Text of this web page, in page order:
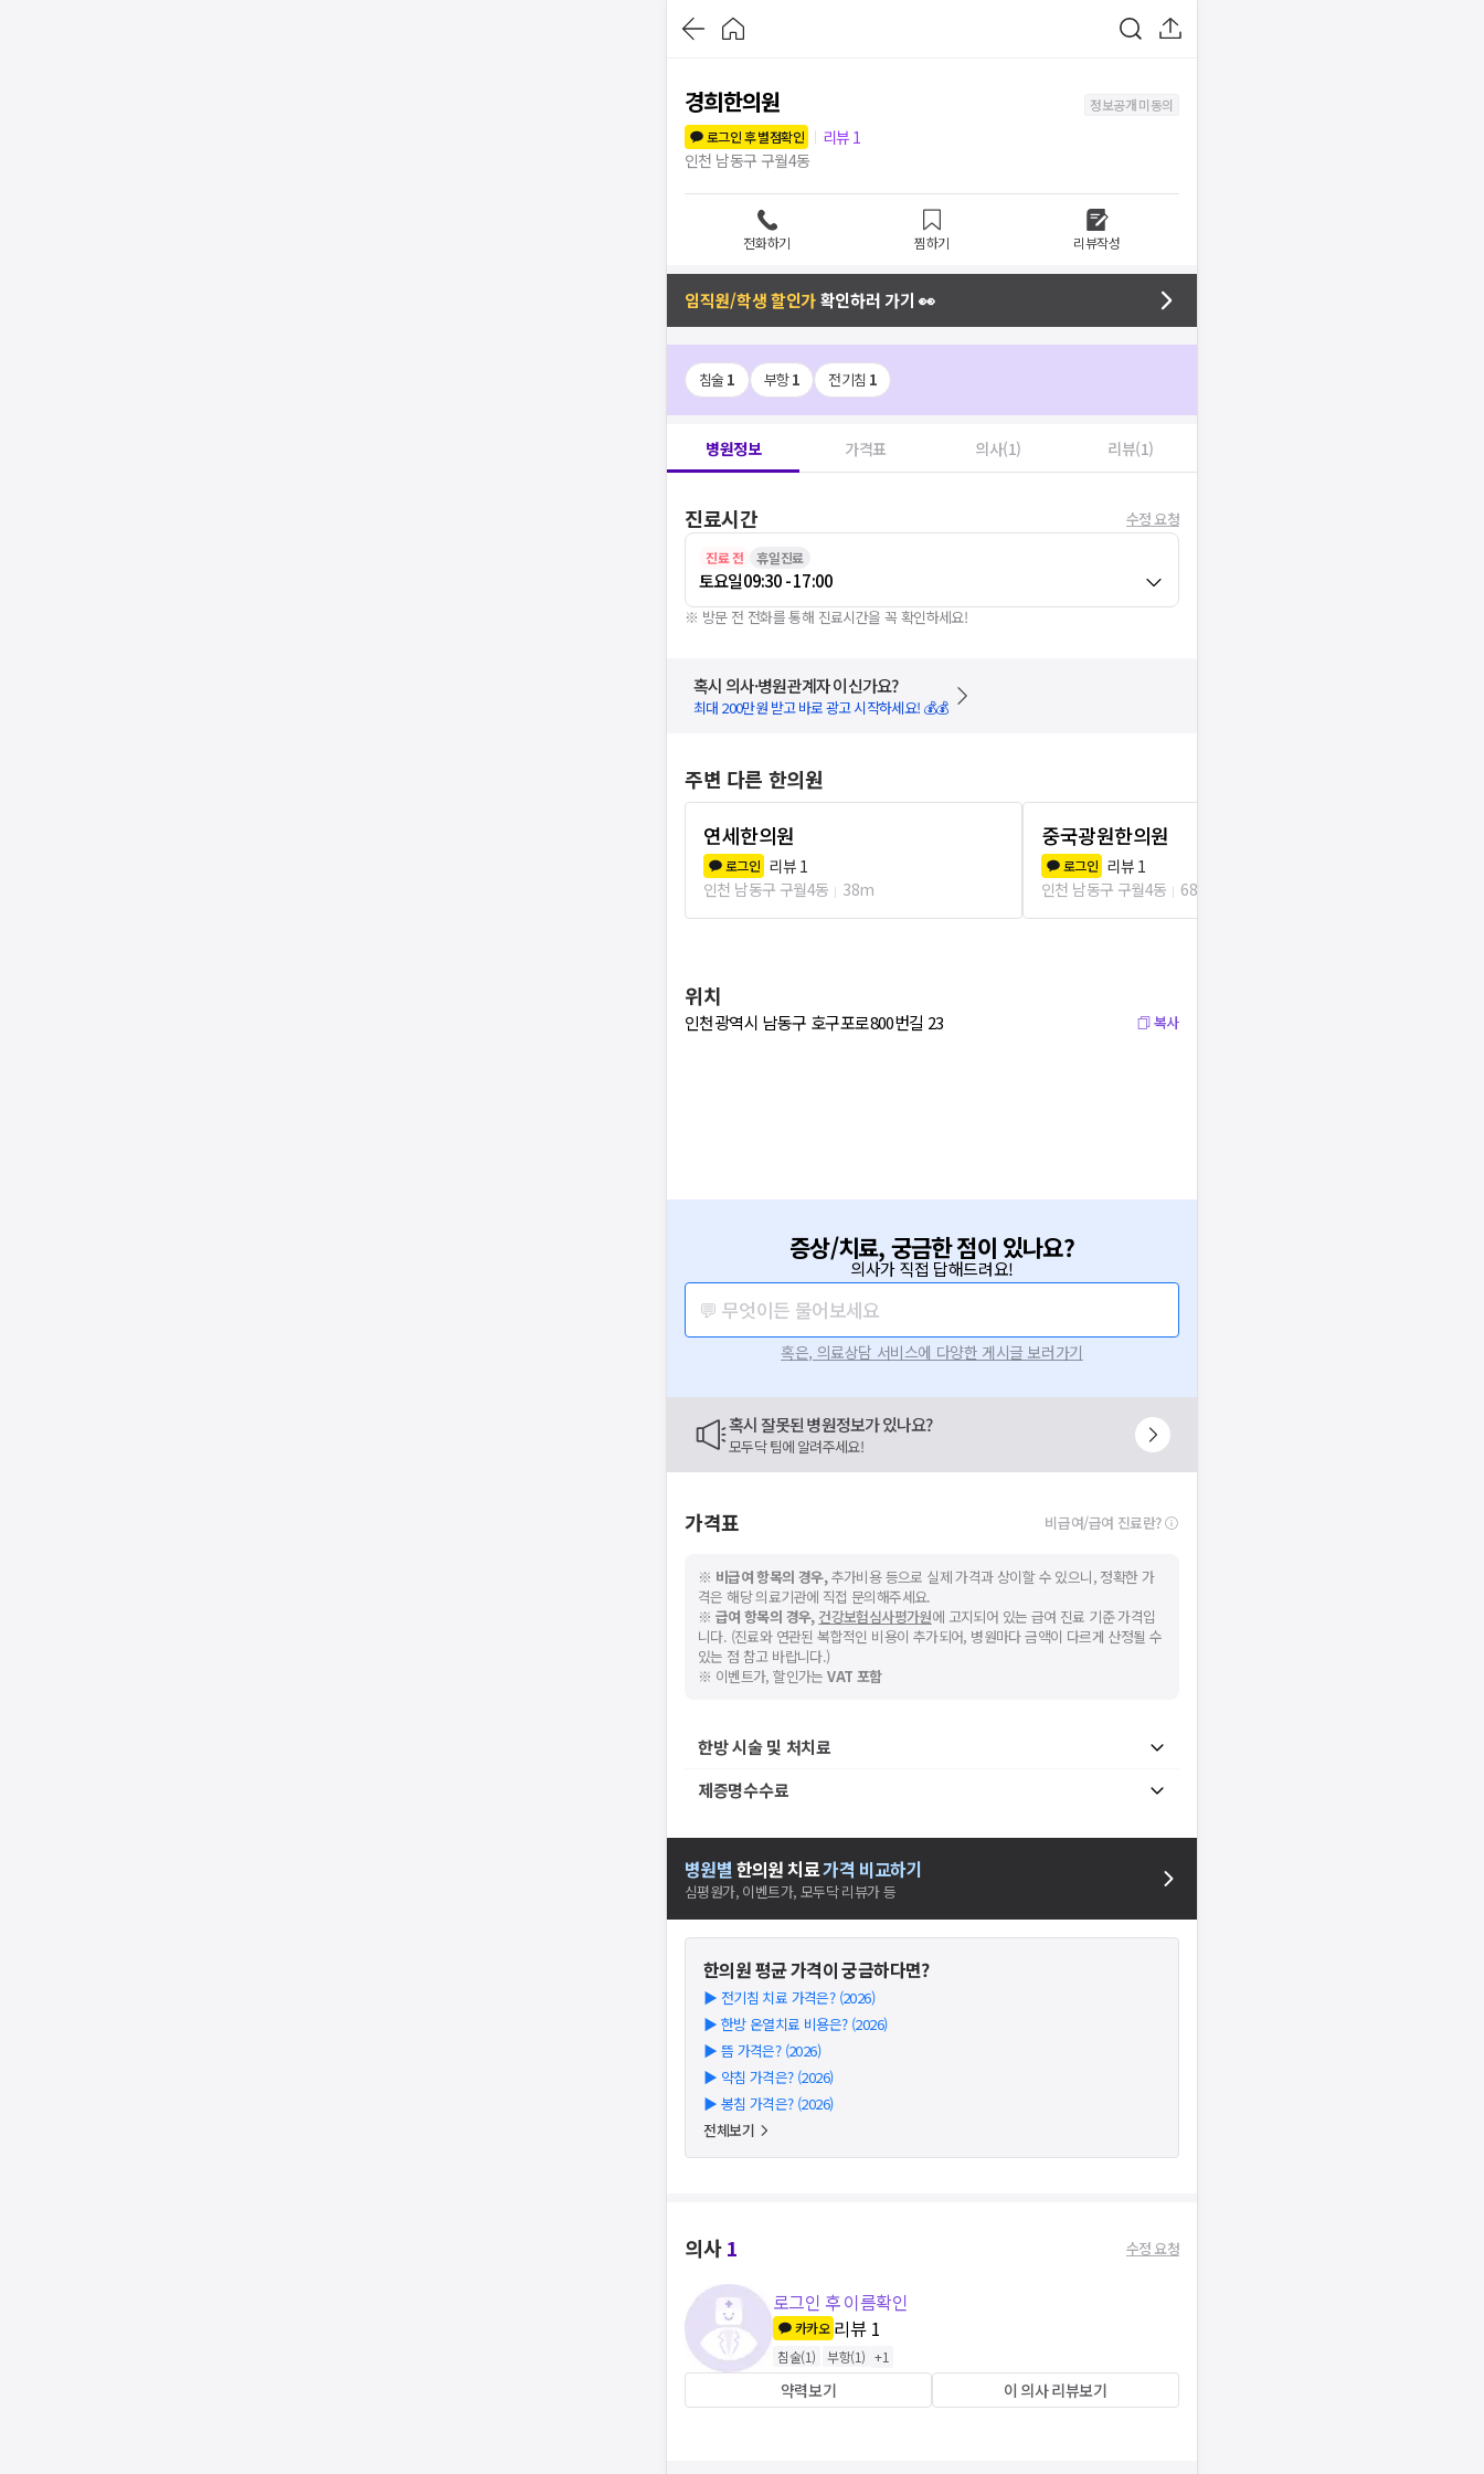
경희한의원
정보공개 미동의
로그인 후 별점확인
리뷰 1
인천 남동구 구월4동
전화하기 찜하기 리뷰작성
임직원/학생 할인가확인하러 가기 👀
침술 1 부항1 전기침 1
병원정보 가격표 의사(1) 리뷰(1)
진료시간 수정 요청
진료 전 휴일진료
토요일09:30 - 17:00
※ 방문 전 전화를 통해 진료시간을 꼭 확인하세요!
혹시 의사·병원관계자 이신가요?
최대 200만원 받고 바로 광고 시작하세요! 💰💰
주변 다른 한의원
연세한의원
로그인 리뷰 1
인천 남동구 구월4동
38m
중국광원한의원
로그인 리뷰 1
인천 남동구 구월4동
68m
위치
인천광역시 남동구 호구포로800번길 23 복사
증상/치료, 궁금한 점이 있나요?
의사가 직접 답해드려요!
💬 무엇이든 물어보세요
혹은, 의료상담 서비스에 다양한 게시글 보러가기
혹시 잘못된 병원정보가 있나요?
모두닥 팀에 알려주세요!
가격표 비급여/급여 진료란?
※ 비급여 항목의 경우,추가비용 등으로 실제 가격과 상이할 수 있으니, 정확한 가
격은 해당 의료기관에 직접 문의해주세요.
※ 급여 항목의 경우, 건강보험심사평가원에 고지되어 있는 급여 진료 기준 가격입
니다. (진료와 연관된 복합적인 비용이 추가되어, 병원마다 금액이 다르게 산정될 수
있는 점 참고 바랍니다.)
※ 이벤트가, 할인가는VAT 포함
한방 시술 및 처치료
제증명수수료
병원별 한의원치료가격 비교하기
심평원가, 이벤트가, 모두닥 리뷰가 등
한의원평균 가격이 궁금하다면?
▶ 전기침 치료 가격은? (2026)
▶ 한방 온열치료 비용은? (2026)
▶ 뜸 가격은? (2026)
▶ 약침 가격은? (2026)
▶ 봉침 가격은? (2026)
전체보기
의사1 수정 요청
로그인 후 이름확인
카카오 리뷰 1
침술(1) 부항(1) +1
약력보기 이 의사 리뷰보기